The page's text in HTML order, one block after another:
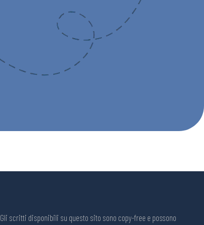
Gli scritti disponibili su questo sito sono copy-free e possono